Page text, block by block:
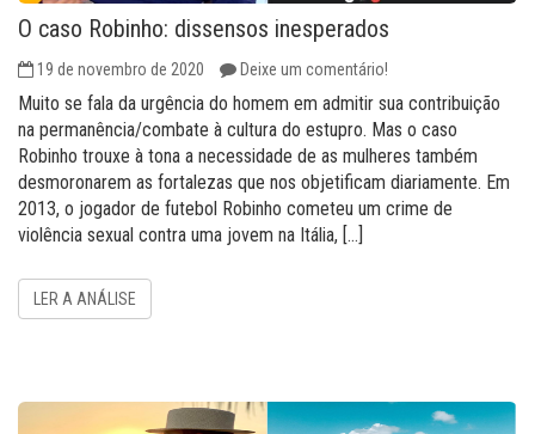
O caso Robinho: dissensos inesperados
19 de novembro de 2020 Deixe um comentário!
Muito se fala da urgência do homem em admitir sua contribuição
na permanência/combate à cultura do estupro. Mas o caso
Robinho trouxe à tona a necessidade de as mulheres também
desmoronarem as fortalezas que nos objetificam diariamente. Em
2013, o jogador de futebol Robinho cometeu um crime de
violência sexual contra uma jovem na Itália, […]
LER A ANÁLISE